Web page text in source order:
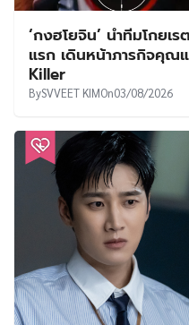
‘กงฮโยจิน’ นำทีมโกย
แรก เดินหน้าภารกิจคุณ
Killer
BySVVEET KIMOn03/08/2026